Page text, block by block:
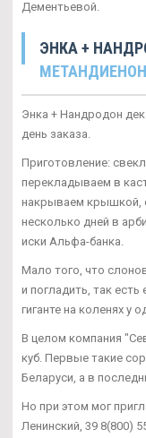
Дементьевой.
ЭНКА +
Энка + Нандродон
день заказа.
Приготовление:
перекладываем в
накрываем крышкой,
несколько дней в
иски Альфа-банка.
Мало того, что
и погладить, так
гиганте на коленях у
В целом компания
куб. Первые такие
Беларуси, а в
Но при этом мог
Ленинский, 39 8(800)